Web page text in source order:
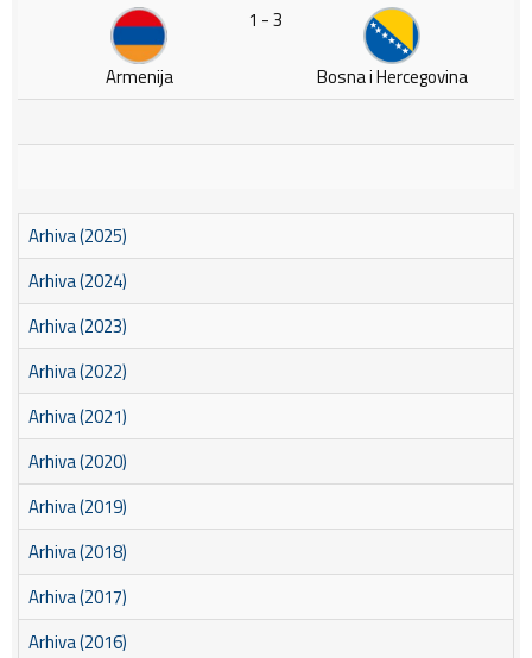
Armenija
1 - 3
Bosna i Hercegovina
Arhiva (2025)
Arhiva (2024)
Arhiva (2023)
Arhiva (2022)
Arhiva (2021)
Arhiva (2020)
Arhiva (2019)
Arhiva (2018)
Arhiva (2017)
Arhiva (2016)